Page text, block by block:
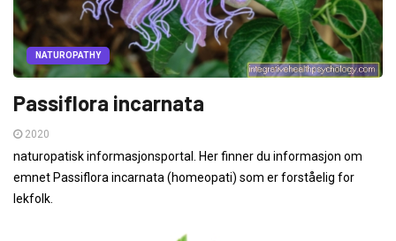
NATUROPATHY
Passiflora incarnata
2020
naturopatisk informasjonsportal. Her finner du informasjon om
emnet Passiflora incarnata (homeopati) som er forståelig for
lekfolk.